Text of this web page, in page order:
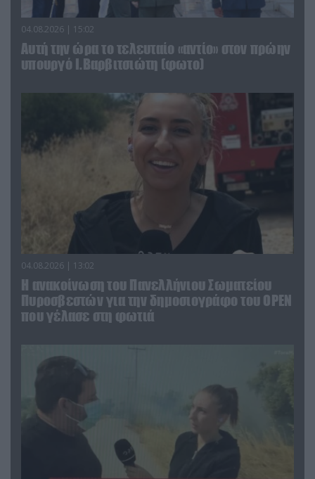
04.08.2026 | 15:02
Αυτή την ώρα το τελευταίο «αντίο» στον πρώην
υπουργό Ι.Βαρβιτσιώτη (φωτο)
04.08.2026 | 13:02
Η ανακοίνωση του Πανελλήνιου Σωματείου
Πυροσβεστών για την δημοσιογράφο του OPEN
που γέλασε στη φωτιά